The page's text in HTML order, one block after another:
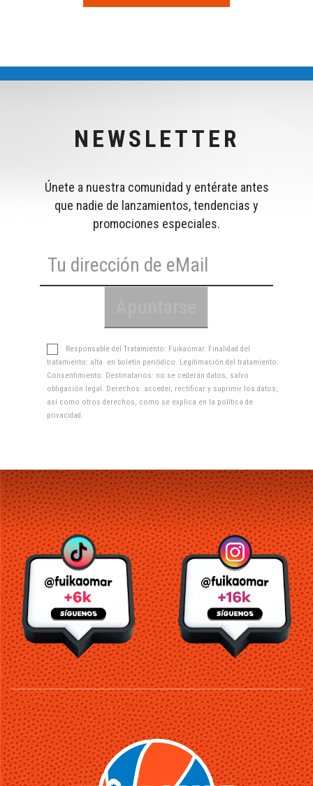
NEWSLETTER
Únete a nuestra comunidad y entérate antes
que nadie de lanzamientos, tendencias y
promociones especiales.
Responsable del Tratamiento: Fuikaomar. Finalidad del
tratamiento: alta en boletín periódico. Legitimación del tratamiento:
Consentimiento. Destinatarios: no se cederán datos, salvo
obligación legal. Derechos: acceder, rectificar y suprimir los datos,
así como otros derechos, como se explica en la política de
privacidad .